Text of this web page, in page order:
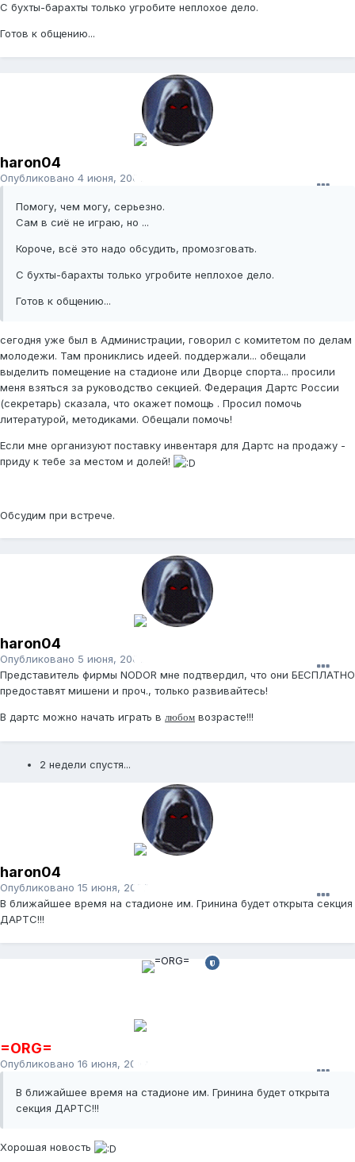
С бухты-барахты только угробите неплохое дело.
Готов к общению...
haron04
Опубликовано 4 июня, 2009
Помогу, чем могу, серьезно.
Сам в сиё не играю, но ...
Короче, всё это надо обсудить, промозговать.
С бухты-барахты только угробите неплохое дело.
Готов к общению...
сегодня уже был в Администрации, говорил с комитетом по делам
молодежи. Там прониклись идеей. поддержали... обещали
выделить помещение на стадионе или Дворце спорта... просили
меня взяться за руководство секцией. Федерация Дартс России
(секретарь) сказала, что окажет помощь . Просил помочь
литературой, методиками. Обещали помочь!
Если мне организуют поставку инвентаря для Дартс на продажу -
приду к тебе за местом и долей!
Обсудим при встрече.
haron04
Опубликовано 5 июня, 2009
Представитель фирмы NODOR мне подтвердил, что они БЕСПЛАТНО
предоставят мишени и проч., только развивайтесь!
В дартс можно начать играть в любом возрасте!!!
2 недели спустя...
haron04
Опубликовано 15 июня, 2009
В ближайшее время на стадионе им. Гринина будет открыта секция
ДАРТС!!!
=ORG=
Опубликовано 16 июня, 2009
В ближайшее время на стадионе им. Гринина будет открыта
секция ДАРТС!!!
Хорошая новость